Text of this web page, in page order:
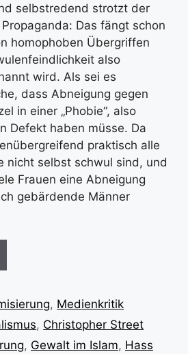
selbstredend strotzt der
Das fängt schon
homophoben Übergriffen
also
wird. Als sei es
dass Abneigung gegen
in einer „Phobie“, also
Defekt haben müsse. Da
praktisch alle
nicht selbst schwul sind, und
Frauen eine Abneigung
gebärdende Männer
, Medienkritik
, Christopher Street
, Gewalt im Islam, Hass